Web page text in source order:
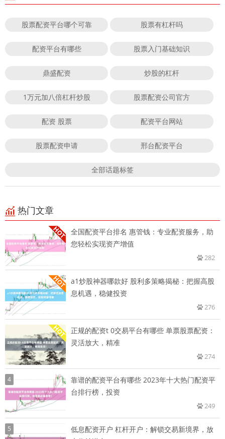
股票配资平台哪个可靠 股票有杠杆吗
配资平台有哪些 股票入门基础知识
鼎盛配资 炒股的杠杆
1万元加八倍杠杆炒股 股票配资公司官方
配资 股票 配资平台网站
股票配资申请 邢台配资平台
全部话题标签
热门文章
全国配资平台排名 惠管钱：专业配资服务，助
您轻松实现资产增值
282
a1炒股神器哪款好 股利多策略揭秘：把握高股
息机遇，稳健投资
276
正规的配资t 0交易平台有哪些 单票股票配资：
灵活放大，精准
274
4
靠谱的配资平台有哪些 2023年十大热门配资平
台排行榜，投资
249
5
低息配资开户 杠杆开户：解锁交易新境界，放